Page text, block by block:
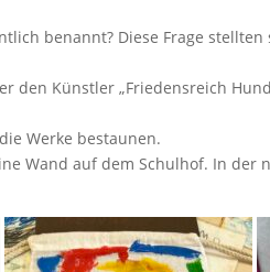
benannt? Diese Frage
den Künstler „Friedensreich
Werke bestaunen.
Wand auf dem Schulhof. In der